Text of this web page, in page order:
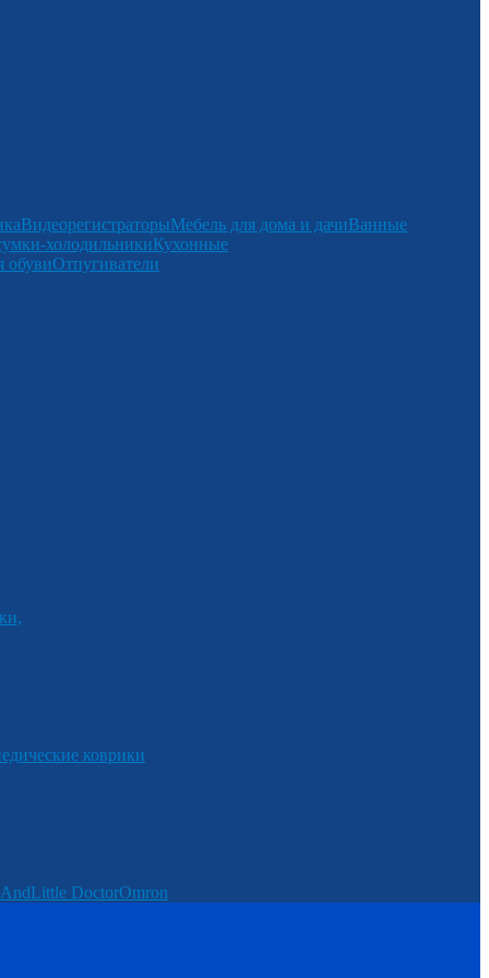
ВидеорегистраторыМебель для дома и дачиВанные
холодильникиКухонные
обувиОтпугиватели
коврики
AndLittle DoctorOmron